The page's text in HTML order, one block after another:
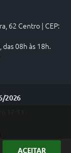
ACEITAR
62 Centro | CEP:
08h às 18h.
2026